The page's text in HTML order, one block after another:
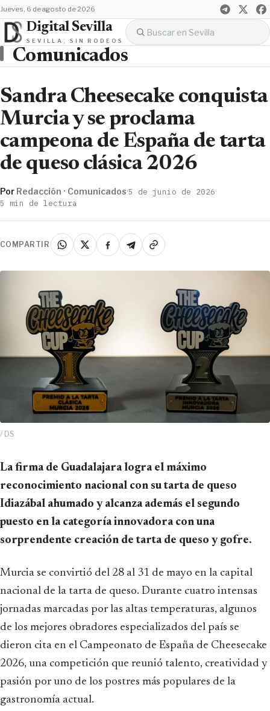
jueves, 6 de agosto de 2026
Digital Sevilla
SEVILLA, SIN RODEOS
Comunicados
Sandra Cheesecake conquista
Murcia y se proclama
campeona de España de tarta
de queso clásica 2026
Por Redacción · Comunicados·5 de junio de 2026·
5 min de lectura
COMPARTIR
/ DS
La firma de Guadalajara logra el máximo
reconocimiento nacional con su tarta de queso
Idiazábal ahumado y alcanza además el segundo
puesto en la categoría innovadora con una
sorprendente creación de tarta de queso y gofre.
Murcia se convirtió del 28 al 31 de mayo en la capital
nacional de la tarta de queso. Durante cuatro intensas
jornadas marcadas por las altas temperaturas, algunos
de los mejores obradores especializados del país se
dieron cita en el Campeonato de España de Cheesecake
2026, una competición que reunió talento, creatividad y
pasión por uno de los postres más populares de la
gastronomía actual.